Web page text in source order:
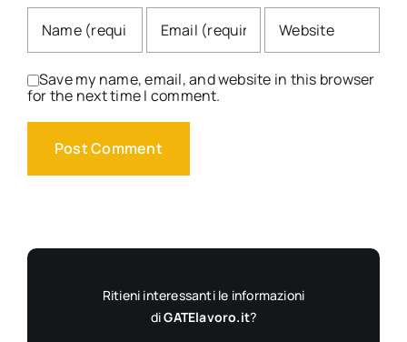
Save my name, email, and website in this browser
for the next time I comment.
Ritieni interessanti le informazioni
diGATElavoro.it?